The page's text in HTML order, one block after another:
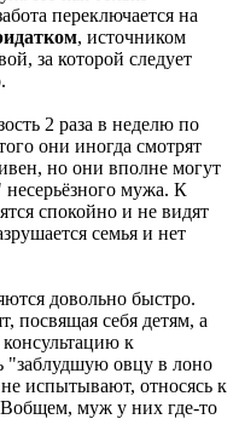
переключается на
, источником
за которой следует
2 раза в неделю по
они иногда смотрят
но они вполне могут
несерьёзного мужа. К
спокойно и не видят
семья и нет
довольно быстро.
посвящая себя детям, а
к
"заблудшую овцу в лоно
испытывают, относясь к
муж у них где-то